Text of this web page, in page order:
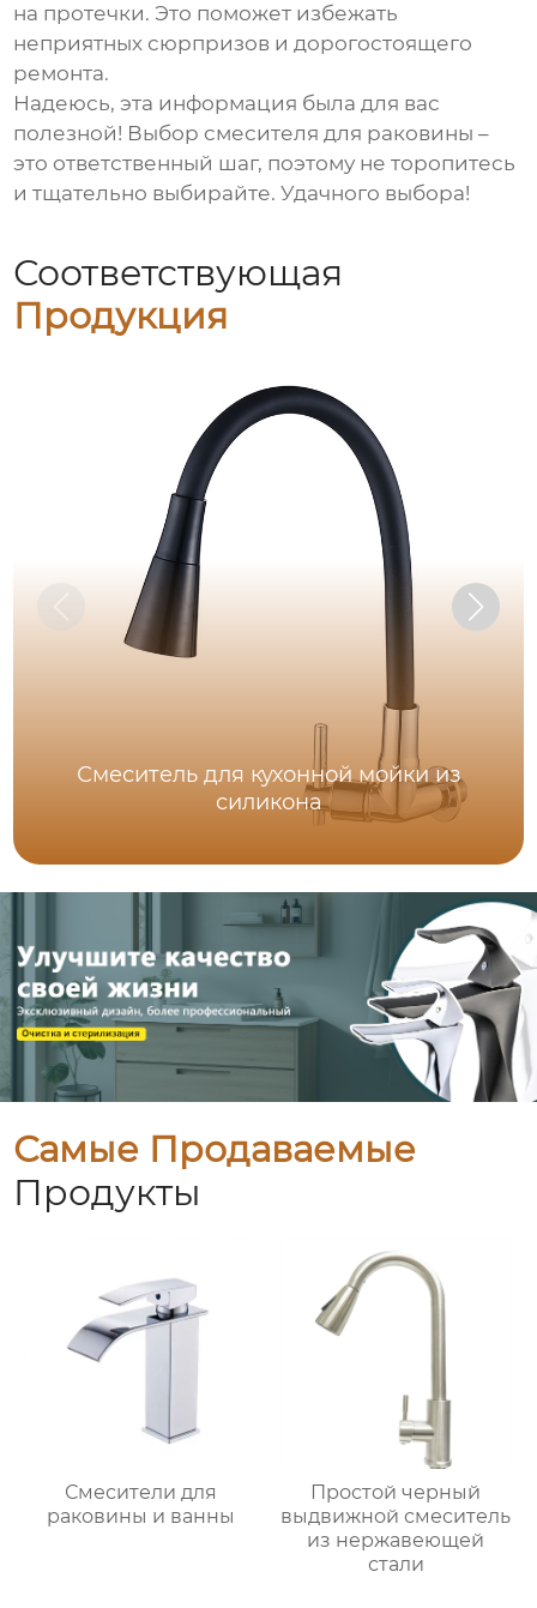
на протечки. Это поможет избежать
неприятных сюрпризов и дорогостоящего
ремонта.
Надеюсь, эта информация была для вас
полезной! Выбор смесителя для раковины –
это ответственный шаг, поэтому не торопитесь
и тщательно выбирайте. Удачного выбора!
Соответствующая
Продукция
Смеситель для кухонной мойки из
силикона
Самые Продаваемые
Продукты
Смесители для
раковины и ванны
Простой черный
выдвижной смеситель
из нержавеющей
стали